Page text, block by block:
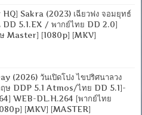
Sakra (2023) เฉียวฟง จอมยุทธ์
DD 5.1.EX / พากย์ไทย DD 2.0]
ษ Master] [1080p] [MKV]
(2026) วันเปิดโปง ไขปริศนาลวง
ฤษ DDP 5.1 Atmos/ไทย DD 5.1]-
WEB-DL.H.264 [พากย์ไทย
[MKV] [MASTER]